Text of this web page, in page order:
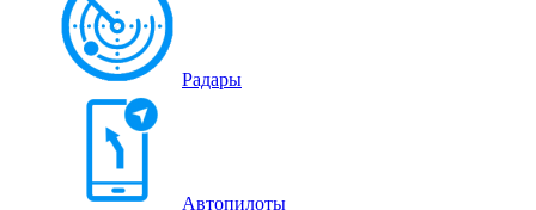
Радары
Автопилоты